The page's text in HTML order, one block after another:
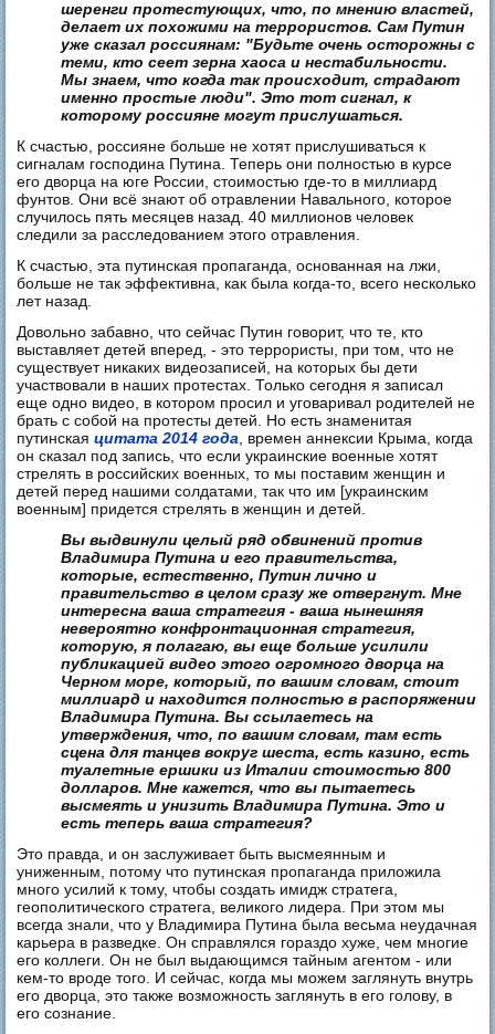
шеренги протестующих, что, по мнению властей,
делает их похожими на террористов. Сам Путин
уже сказал россиянам: "Будьте очень осторожны с
теми, кто сеет зерна хаоса и нестабильности.
Мы знаем, что когда так происходит, страдают
именно простые люди". Это тот сигнал, к
которому россияне могут прислушаться.
К счастью, россияне больше не хотят прислушиваться к
сигналам господина Путина. Теперь они полностью в курсе
его дворца на юге России, стоимостью где-то в миллиард
фунтов. Они всё знают об отравлении Навального, которое
случилось пять месяцев назад. 40 миллионов человек
следили за расследованием этого отравления.
К счастью, эта путинская пропаганда, основанная на лжи,
больше не так эффективна, как была когда-то, всего несколько
лет назад.
Довольно забавно, что сейчас Путин говорит, что те, кто
выставляет детей вперед, - это террористы, при том, что не
существует никаких видеозаписей, на которых бы дети
участвовали в наших протестах. Только сегодня я записал
еще одно видео, в котором просил и уговаривал родителей не
брать с собой на протесты детей. Но есть знаменитая
путинскаяцитата 2014 года, времен аннексии Крыма, когда
он сказал под запись, что если украинские военные хотят
стрелять в российских военных, то мы поставим женщин и
детей перед нашими солдатами, так что им [украинским
военным] придется стрелять в женщин и детей.
Вы выдвинули целый ряд обвинений против
Владимира Путина и его правительства,
которые, естественно, Путин лично и
правительство в целом сразу же отвергнут. Мне
интересна ваша стратегия - ваша нынешняя
невероятно конфронтационная стратегия,
которую, я полагаю, вы еще больше усилили
публикацией видео этого огромного дворца на
Черном море, который, по вашим словам, стоит
миллиард и находится полностью в распоряжении
Владимира Путина. Вы ссылаетесь на
утверждения, что, по вашим словам, там есть
сцена для танцев вокруг шеста, есть казино, есть
туалетные ершики из Италии стоимостью 800
долларов. Мне кажется, что вы пытаетесь
высмеять и унизить Владимира Путина. Это и
есть теперь ваша стратегия?
Это правда, и он заслуживает быть высмеянным и
униженным, потому что путинская пропаганда приложила
много усилий к тому, чтобы создать имидж стратега,
геополитического стратега, великого лидера. При этом мы
всегда знали, что у Владимира Путина была весьма неудачная
карьера в разведке. Он справлялся гораздо хуже, чем многие
его коллеги. Он не был выдающимся тайным агентом - или
кем-то вроде того. И сейчас, когда мы можем заглянуть внутрь
его дворца, это также возможность заглянуть в его голову, в
его сознание.